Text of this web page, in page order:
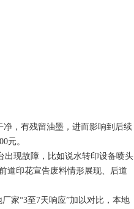
，有残留油墨，进而影响到后续
元。
现故障，比如说水转印设备喷头
道印花宣告废料情形展现、后道
家“3至7天响应”加以对比，本地